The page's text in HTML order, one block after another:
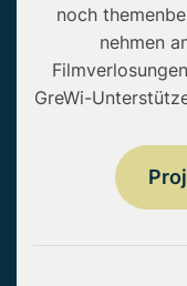
noch
nehmen
GreWi-